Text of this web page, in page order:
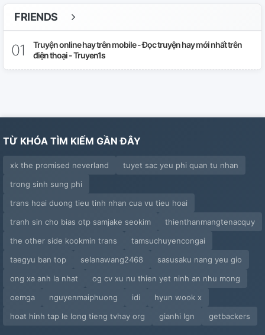
32
33
36
37
39
40
42
FRIENDS
Truyện online hay trên mobile - Đọc truyện hay mới nhất trên
điện thoại - Truyen1s
TỪ KHÓA TÌM KIẾM GẦN ĐÂY
xk the promised neverland
tuyet sac yeu phi quan tu nhan
trong sinh sung phi
trans hoai duong tieu tinh nhan cua vu tieu hoai
tranh sin cho bias otp samjake seokim
thienthanmangtenacquy
the other side kookmin trans
tamsuchuyencongai
taegyu ban top
selanawang2468
sasusaku nang yeu gio
ong xa anh la nhat
og cv xu nu thien yet ninh an nhu mong
oemga
nguyenmaiphuong idi
hyun wook x
hoat hinh tap le long tieng tvhay org
gianhi lgn getbackers